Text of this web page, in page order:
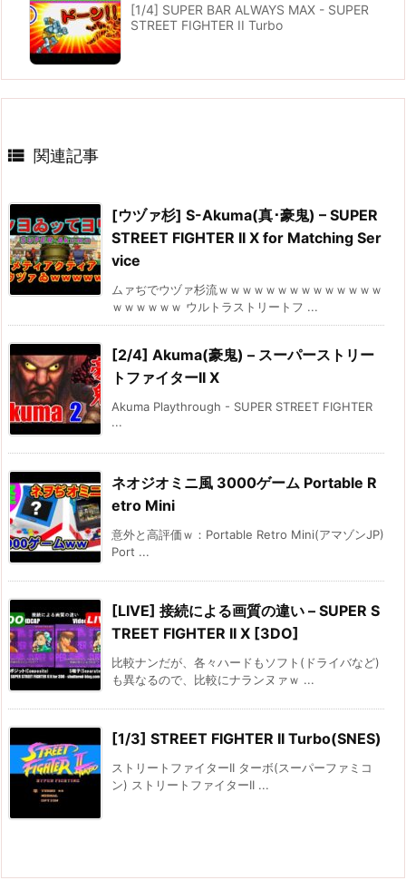
[1/4] SUPER BAR ALWAYS MAX - SUPER
STREET FIGHTER II Turbo
 関連記事
[ウヅァ杉] S-Akuma(真･豪鬼) – SUPER
STREET FIGHTER II X for Matching Ser
vice
ムァぢでウヅァ杉流ｗｗｗｗｗｗｗｗｗｗｗｗｗｗ
ｗｗｗｗｗｗ ウルトラストリートフ ...
[2/4] Akuma(豪鬼) – スーパーストリー
トファイターII X
Akuma Playthrough - SUPER STREET FIGHTER
...
ネオジオミニ風 3000ゲーム Portable R
etro Mini
意外と高評価ｗ：Portable Retro Mini(アマゾンJP)
Port ...
[LIVE] 接続による画質の違い – SUPER S
TREET FIGHTER II X [3DO]
比較ナンだが、各々ハードもソフト(ドライバなど)
も異なるので、比較にナランヌァｗ ...
[1/3] STREET FIGHTER II Turbo(SNES)
ストリートファイターII ターボ(スーパーファミコ
ン) ストリートファイターII ...